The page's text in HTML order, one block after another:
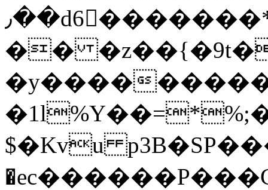
٫��d6򆧇�������*��[|^]oo���NW~zz>�X&�u�=K?
��
�y����
$�Kvu